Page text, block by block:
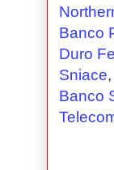
Banco
Duro
Sniace,
Banco